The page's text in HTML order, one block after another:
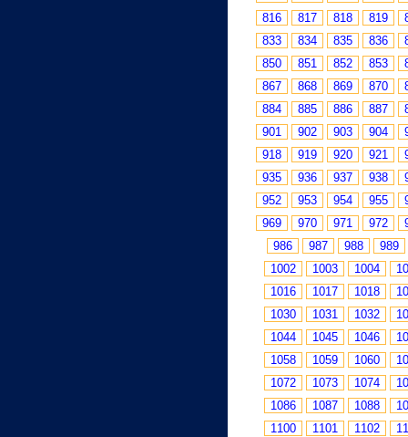
816
817 818 819
833
834 835 836
850
851 852 853
867
868 869 870
884
885 886 887
901
902 903 904
918
919 920 921
935
936 937 938
952
953 954 955
969
970 971 972
986
987 988
989
1002
1003 1004
1016
1017 1018
1030
1031 1032
1044
1045 1046
1058
1059 1060
1072
1073 1074
1086
1087 1088
1100
1101 1102